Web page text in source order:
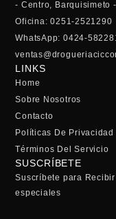
- Centro, Barquisimeto
Oficina: 0251-2521290
WhatsApp: 0424-
LINKS
Home
Sobre Nosotros
Contacto
Políticas De Privacidad
Términos Del Servicio
SUSCRÍBETE
Suscríbete para
especiales